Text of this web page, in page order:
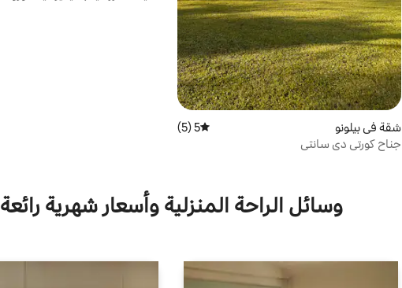
شقة في بيلونو متوسط التقييم 5 من 5، 5 مراجعات
5 (5)
جناح كورتي دي سانتي
وسائل الراحة المنزلية وأسعار شهرية رائعة